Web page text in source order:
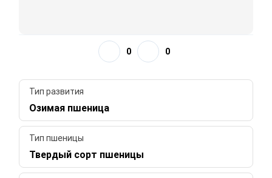
0 0
Тип развития
Озимая пшеница
Тип пшеницы
Твердый сорт пшеницы